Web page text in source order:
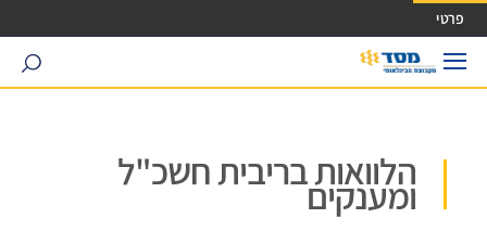
גישה ישירה לכפתור כניסה לחשבונך
פרטי
search
הלוואות בריבית חשכ"ל
ומענקים